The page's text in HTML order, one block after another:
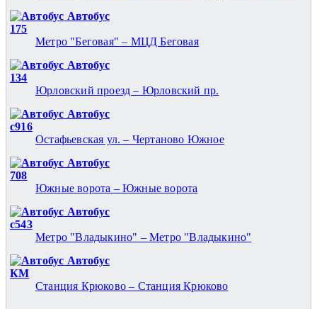
Автобус
175
Метро "Беговая" – МЦД Беговая
Автобус
134
Юрловский проезд – Юрловский пр.
Автобус
с916
Остафьевская ул. – Чертаново Южное
Автобус
708
Южные ворота – Южные ворота
Автобус
с543
Метро "Владыкино" – Метро "Владыкино"
Автобус
КМ
Станция Крюково – Станция Крюково